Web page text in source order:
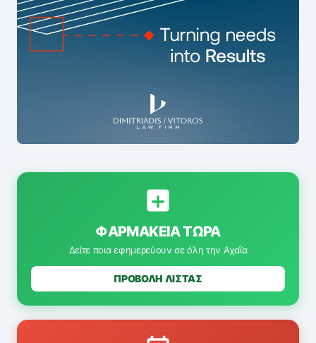
ΦΑΡΜΑΚΕΊΑ ΤΏΡΑ
Δείτε ποια εφημερεύουν σε όλη την Αχαΐα
ΠΡΟΒΟΛΗ ΛΙΣΤΑΣ